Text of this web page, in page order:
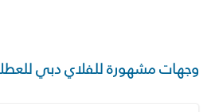
وجهات مشهورة للفلاي دبي